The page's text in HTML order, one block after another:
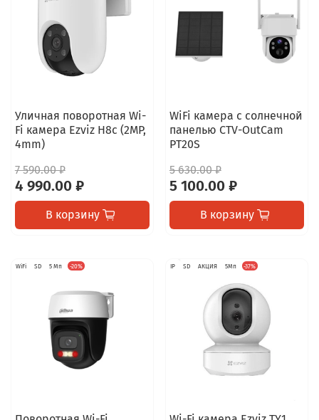
Уличная поворотная Wi-
Fi камера Ezviz H8c (2MP,
4mm)
7 590.00 ₽
4 990.00 ₽
В корзину
WiFi камера с солнечной
панелью CTV-OutCam
PT20S
5 630.00 ₽
5 100.00 ₽
В корзину
WiFi SD 5 Мп -20% IP SD АКЦИЯ 5Мп -37%